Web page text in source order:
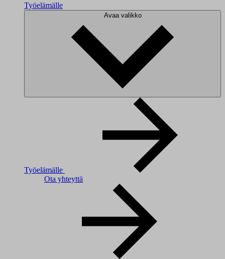
Työelämälle
Avaa valikko
Työelämälle
Ota yhteyttä